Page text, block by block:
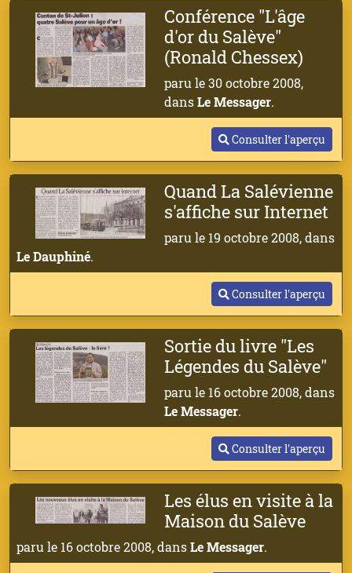
Conférence "L'âge
d'or du Salève"
(Ronald Chessex)
paru le 30 octobre 2008,
dansLe Messager.
Consulter l'aperçu
Quand La Salévienne
s'affiche sur Internet
paru le 19 octobre 2008, dans
Le Dauphiné.
Consulter l'aperçu
Sortie du livre "Les
Légendes du Salève"
paru le 16 octobre 2008, dans
Le Messager.
Consulter l'aperçu
Les élus en visite à la
Maison du Salève
paru le 16 octobre 2008, dansLe Messager.